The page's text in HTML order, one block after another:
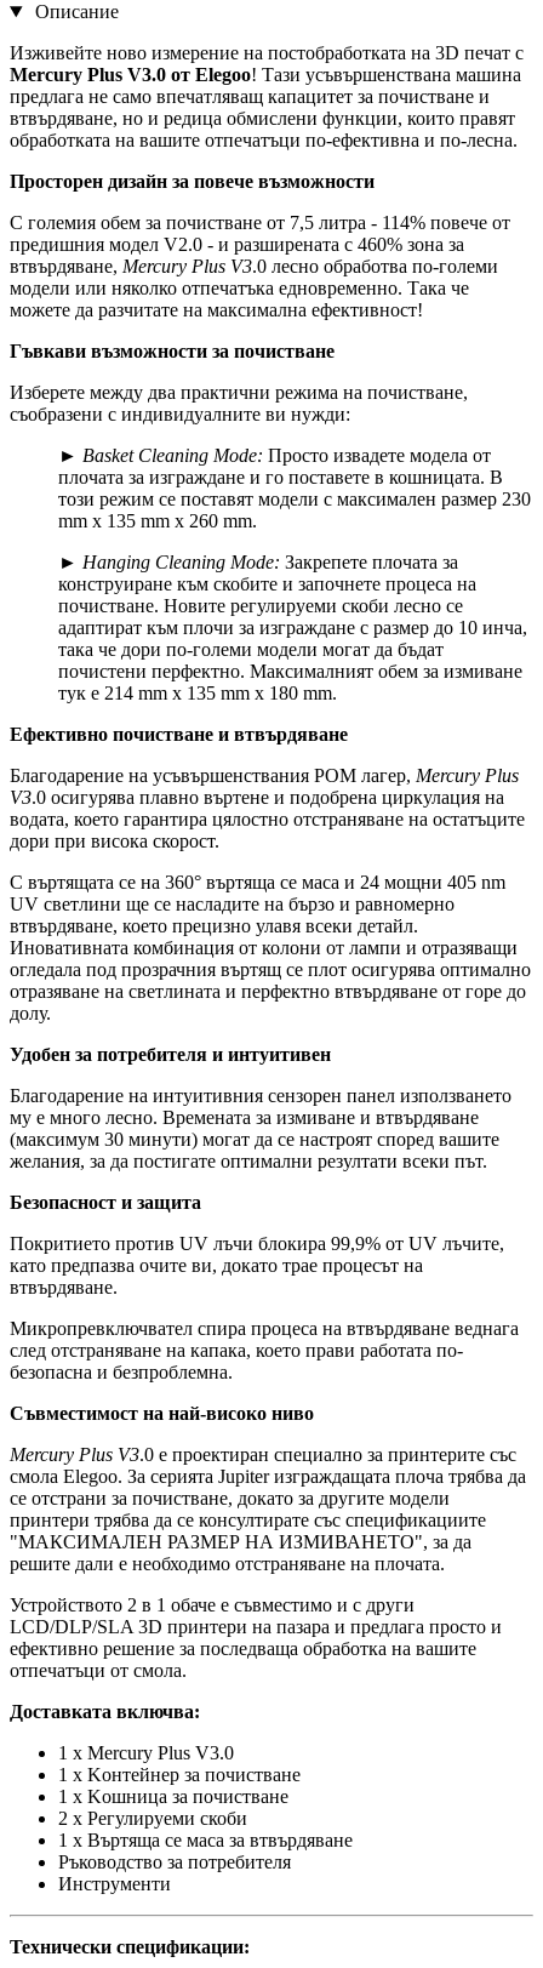
Описание
Изживейте ново измерение на постобработката на 3D печат с
Mercury Plus V3.0 от Elegoo! Тази усъвършенствана машина
предлага не само впечатляващ капацитет за почистване и
втвърдяване, но и редица обмислени функции, които правят
обработката на вашите отпечатъци по-ефективна и по-лесна.
Просторен дизайн за повече възможности
С големия обем за почистване от 7,5 литра - 114% повече от
предишния модел V2.0 - и разширената с 460% зона за
втвърдяване, Mercury Plus V3.0 лесно обработва по-големи
модели или няколко отпечатъка едновременно. Така че
можете да разчитате на максимална ефективност!
Гъвкави възможности за почистване
Изберете между два практични режима на почистване,
съобразени с индивидуалните ви нужди:
► Basket Cleaning Mode: Просто извадете модела от
плочата за изграждане и го поставете в кошницата. В
този режим се поставят модели с максимален размер 230
mm x 135 mm x 260 mm.
► Hanging Cleaning Mode: Закрепете плочата за
конструиране към скобите и започнете процеса на
почистване. Новите регулируеми скоби лесно се
адаптират към плочи за изграждане с размер до 10 инча,
така че дори по-големи модели могат да бъдат
почистени перфектно. Максималният обем за измиване
тук е 214 mm x 135 mm x 180 mm.
Ефективно почистване и втвърдяване
Благодарение на усъвършенствания POM лагер, Mercury Plus
V3.0 осигурява плавно въртене и подобрена циркулация на
водата, което гарантира цялостно отстраняване на остатъците
дори при висока скорост.
С въртящата се на 360° въртяща се маса и 24 мощни 405 nm
UV светлини ще се насладите на бързо и равномерно
втвърдяване, което прецизно улавя всеки детайл.
Иновативната комбинация от колони от лампи и отразяващи
огледала под прозрачния въртящ се плот осигурява оптимално
отразяване на светлината и перфектно втвърдяване от горе до
долу.
Удобен за потребителя и интуитивен
Благодарение на интуитивния сензорен панел използването
му е много лесно. Времената за измиване и втвърдяване
(максимум 30 минути) могат да се настроят според вашите
желания, за да постигате оптимални резултати всеки път.
Безопасност и защита
Покритието против UV лъчи блокира 99,9% от UV лъчите,
като предпазва очите ви, докато трае процесът на
втвърдяване.
Микропревключвател спира процеса на втвърдяване веднага
след отстраняване на капака, което прави работата по-
безопасна и безпроблемна.
Съвместимост на най-високо ниво
Mercury Plus V3.0 е проектиран специално за принтерите със
смола Elegoo. За серията Jupiter изграждащата плоча трябва да
се отстрани за почистване, докато за другите модели
принтери трябва да се консултирате със спецификациите
"МАКСИМАЛЕН РАЗМЕР НА ИЗМИВАНЕТО", за да
решите дали е необходимо отстраняване на плочата.
Устройството 2 в 1 обаче е съвместимо и с други
LCD/DLP/SLA 3D принтери на пазара и предлага просто и
ефективно решение за последваща обработка на вашите
отпечатъци от смола.
Доставката включва:
1 x Mercury Plus V3.0
1 x Kонтейнер за почистване
1 x Kошница за почистване
2 x Регулируеми скоби
1 x Въртяща се маса за втвърдяване
Ръководство за потребителя
Инструменти
Технически спецификации: